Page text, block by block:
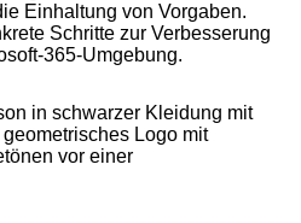
Einhaltung von Vorgaben.
Schritte zur Verbesserung
365-Umgebung.